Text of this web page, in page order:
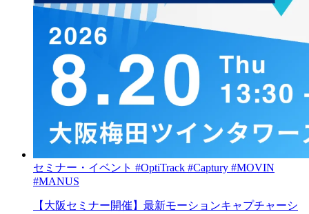
セミナー・イベント #OptiTrack #Captury #MOVIN
#MANUS
【大阪セミナー開催】最新モーションキャプチャーシ